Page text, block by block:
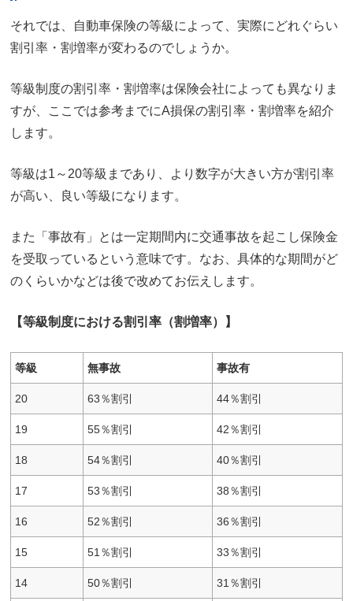
それでは、自動車保険の等級によって、実際にどれぐらい
割引率・割増率が変わるのでしょうか。
等級制度の割引率・割増率は保険会社によっても異なりま
すが、ここでは参考までにA損保の割引率・割増率を紹介
します。
等級は1～20等級まであり、より数字が大きい方が割引率
が高い、良い等級になります。
また「事故有」とは一定期間内に交通事故を起こし保険金
を受取っているという意味です。なお、具体的な期間がど
のくらいかなどは後で改めてお伝えします。
【等級制度における割引率（割増率）】
等級 無事故 事故有
20 63％割引 44％割引
19 55％割引 42％割引
18 54％割引 40％割引
17 53％割引 38％割引
16 52％割引 36％割引
15 51％割引 33％割引
14 50％割引 31％割引